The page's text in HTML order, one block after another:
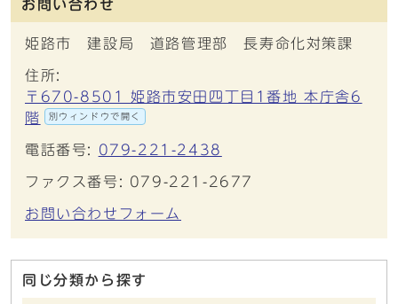
お問い合わせ
姫路市 建設局 道路管理部 長寿命化対策課
住所:
〒670-8501 姫路市安田四丁目1番地 本庁舎6
階
別ウィンドウで開く
電話番号: 079-221-2438
ファクス番号: 079-221-2677
お問い合わせフォーム
同じ分類から探す